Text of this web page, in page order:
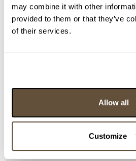
may combine it with other
provided to them or that they’ve
of their services.
Allow all
Customize
Detail položky
>
VYDRAŽENO
František Vízner